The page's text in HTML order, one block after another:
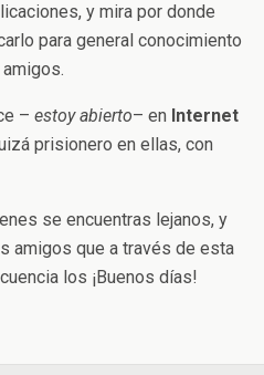
y mira por donde
para general conocimiento
– estoy abierto– en Internet
prisionero en ellas, con
se encuentras lejanos, y
amigos que a través de esta
los ¡Buenos días!